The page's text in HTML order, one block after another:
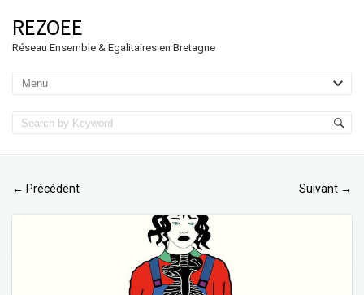
REZOEE
Réseau Ensemble & Egalitaires en Bretagne
← Précédent Suivant →